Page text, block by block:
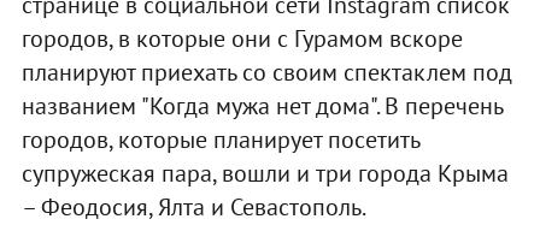
городов, в которые они с Гурамом вскоре
планируют приехать со своим спектаклем под
названием "Когда мужа нет дома". В перечень
городов, которые планирует посетить
супружеская пара, вошли и три города Крыма
– Феодосия, Ялта и Севастополь.